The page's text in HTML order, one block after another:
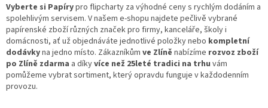
Vyberte si Papírypro flipcharty za výhodné ceny s rychlým dodáním a
spolehlivým servisem. V našem e-shopu najdete pečlivě vybrané
papírenské zboží různých značek pro firmy, kanceláře, školy i
domácnosti, ať už objednáváte jednotlivé položky nebo kompletní
dodávkyna jedno místo. Zákazníkům ve Zlíně nabízíme rozvoz zboží
po Zlíně zdarma a díkyvíce než 25leté tradici na trhu vám
pomůžeme vybrat sortiment, který opravdu funguje v každodenním
provozu.